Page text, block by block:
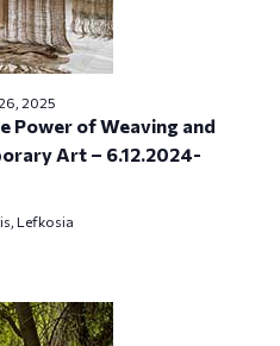
Power of Weaving and
Art – 6.12.2024-
2025
Lefkosia